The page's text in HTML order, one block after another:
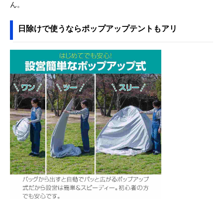
ん。
日除けで使うならポップアップテントもアリ